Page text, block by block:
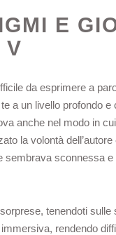
E
V
da esprimere a
a un livello profondo
anche nel modo in
la volontà
sconnessa
tenendoti sulle
rendendo